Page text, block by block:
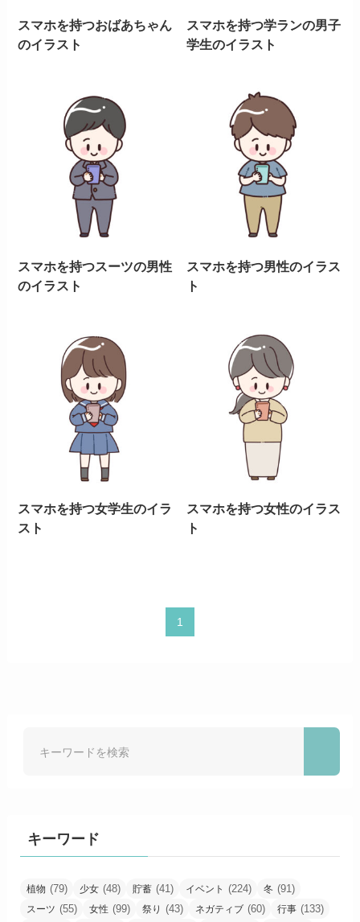
スマホを持つおばあちゃん
のイラスト
スマホを持つ学ランの男子
学生のイラスト
スマホを持つスーツの男性
のイラスト
スマホを持つ男性のイラス
ト
スマホを持つ女学生のイラ
スト
スマホを持つ女性のイラス
ト
1
キーワード
植物 (79) 少女 (48) 貯蓄 (41) イベント (224) 冬 (91)
スーツ (55) 女性 (99) 祭り (43) ネガティブ (60) 行事 (133)